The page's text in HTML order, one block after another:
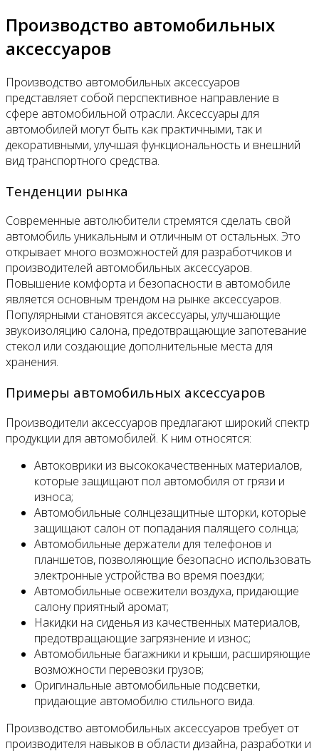
Производство автомобильных
аксессуаров
Производство автомобильных аксессуаров
представляет собой перспективное направление в
сфере автомобильной отрасли. Аксессуары для
автомобилей могут быть как практичными, так и
декоративными, улучшая функциональность и внешний
вид транспортного средства.
Тенденции рынка
Современные автолюбители стремятся сделать свой
автомобиль уникальным и отличным от остальных. Это
открывает много возможностей для разработчиков и
производителей автомобильных аксессуаров.
Повышение комфорта и безопасности в автомобиле
является основным трендом на рынке аксессуаров.
Популярными становятся аксессуары, улучшающие
звукоизоляцию салона, предотвращающие запотевание
стекол или создающие дополнительные места для
хранения.
Примеры автомобильных аксессуаров
Производители аксессуаров предлагают широкий спектр
продукции для автомобилей. К ним относятся:
Автоковрики из высококачественных материалов,
которые защищают пол автомобиля от грязи и
износа;
Автомобильные солнцезащитные шторки, которые
защищают салон от попадания палящего солнца;
Автомобильные держатели для телефонов и
планшетов, позволяющие безопасно использовать
электронные устройства во время поездки;
Автомобильные освежители воздуха, придающие
салону приятный аромат;
Накидки на сиденья из качественных материалов,
предотвращающие загрязнение и износ;
Автомобильные багажники и крыши, расширяющие
возможности перевозки грузов;
Оригинальные автомобильные подсветки,
придающие автомобилю стильного вида.
Производство автомобильных аксессуаров требует от
производителя навыков в области дизайна, разработки и